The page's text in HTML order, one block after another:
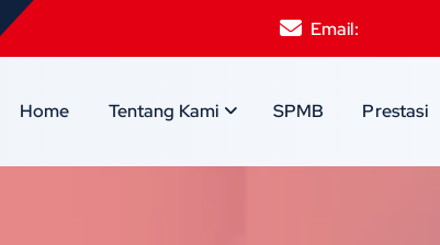
Email:
Home Tentang Kami SPMB Prestasi